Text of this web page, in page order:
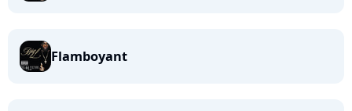
Flamboyant